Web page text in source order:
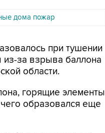
дома пожар
при тушении
за взрыва баллона
области.
горящие элементы
образовался еще